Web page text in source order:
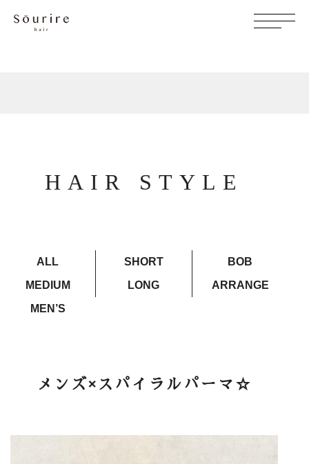
HAIR STYLE
ALL SHORT
BOB
MEDIUM
LONG
ARRANGE
MEN’S
メンズ×スパイラルパーマ☆